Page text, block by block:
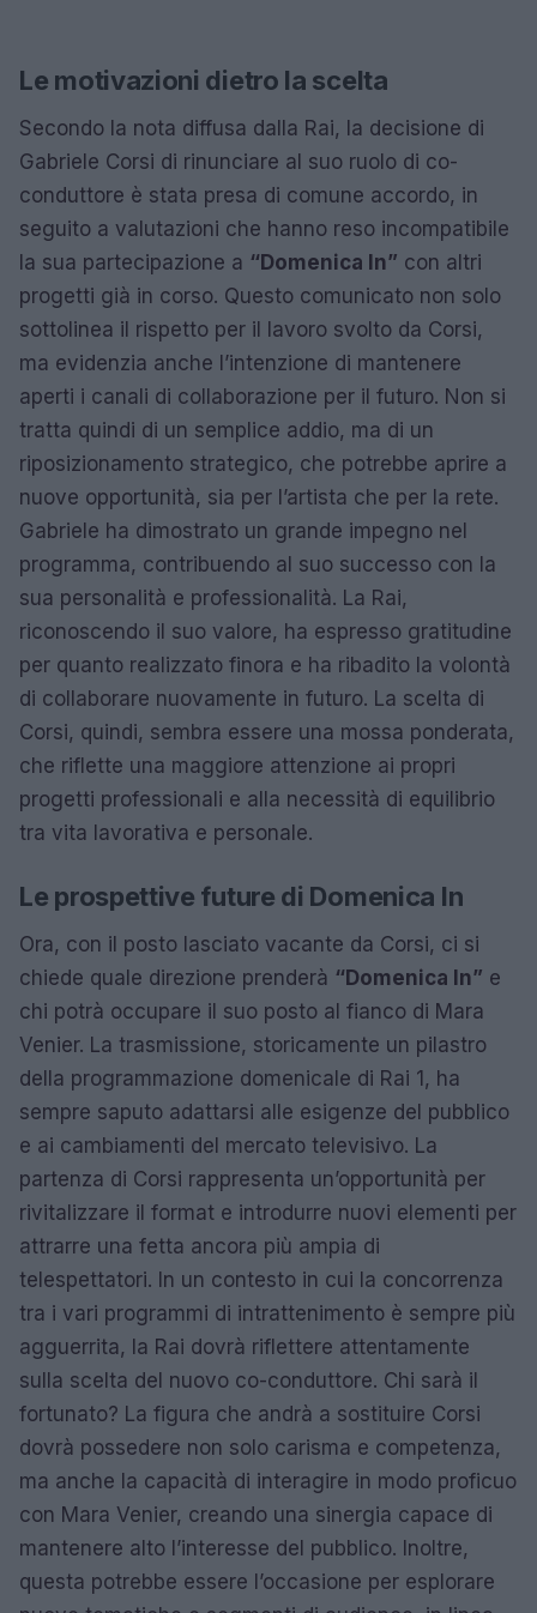
Le motivazioni dietro la scelta
Secondo la nota diffusa dalla Rai, la decisione di
Gabriele Corsi di rinunciare al suo ruolo di co-
conduttore è stata presa di comune accordo, in
seguito a valutazioni che hanno reso incompatibile
la sua partecipazione a “Domenica In” con altri
progetti già in corso. Questo comunicato non solo
sottolinea il rispetto per il lavoro svolto da Corsi,
ma evidenzia anche l’intenzione di mantenere
aperti i canali di collaborazione per il futuro. Non si
tratta quindi di un semplice addio, ma di un
riposizionamento strategico, che potrebbe aprire a
nuove opportunità, sia per l’artista che per la rete.
Gabriele ha dimostrato un grande impegno nel
programma, contribuendo al suo successo con la
sua personalità e professionalità. La Rai,
riconoscendo il suo valore, ha espresso gratitudine
per quanto realizzato finora e ha ribadito la volontà
di collaborare nuovamente in futuro. La scelta di
Corsi, quindi, sembra essere una mossa ponderata,
che riflette una maggiore attenzione ai propri
progetti professionali e alla necessità di equilibrio
tra vita lavorativa e personale.
Le prospettive future di Domenica In
Ora, con il posto lasciato vacante da Corsi, ci si
chiede quale direzione prenderà “Domenica In” e
chi potrà occupare il suo posto al fianco di Mara
Venier. La trasmissione, storicamente un pilastro
della programmazione domenicale di Rai 1, ha
sempre saputo adattarsi alle esigenze del pubblico
e ai cambiamenti del mercato televisivo. La
partenza di Corsi rappresenta un’opportunità per
rivitalizzare il format e introdurre nuovi elementi per
attrarre una fetta ancora più ampia di
telespettatori. In un contesto in cui la concorrenza
tra i vari programmi di intrattenimento è sempre più
agguerrita, la Rai dovrà riflettere attentamente
sulla scelta del nuovo co-conduttore. Chi sarà il
fortunato? La figura che andrà a sostituire Corsi
dovrà possedere non solo carisma e competenza,
ma anche la capacità di interagire in modo proficuo
con Mara Venier, creando una sinergia capace di
mantenere alto l’interesse del pubblico. Inoltre,
questa potrebbe essere l’occasione per esplorare